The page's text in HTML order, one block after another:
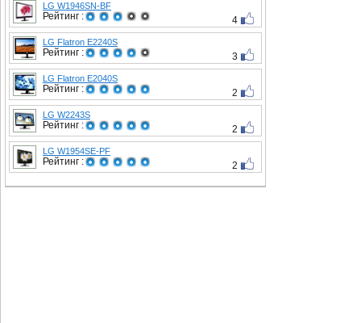
LG W1946SN-BF
Рейтинг : 4
LG Flatron E2240S
Рейтинг : 3
LG Flatron E2040S
Рейтинг : 2
LG W2243S
Рейтинг : 2
LG W1954SE-PF
Рейтинг : 2